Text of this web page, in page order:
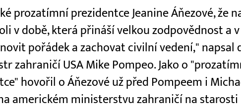
prozatímní prezidentce Jeanine Áňezové, že
v době, která přináší velkou zodpovědnost a
pořádek a zachovat civilní vedení," napsal
zahraničí USA Mike Pompeo. Jako o
hovořil o Áňezové už před Pompeem i
americkém ministerstvu zahraničí na starosti